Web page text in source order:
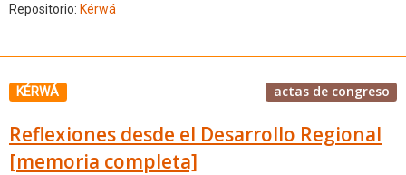
Repositorio: Kérwá
KÉRWÁ actas de congreso
Reflexiones desde el Desarrollo Regional
[memoria completa]